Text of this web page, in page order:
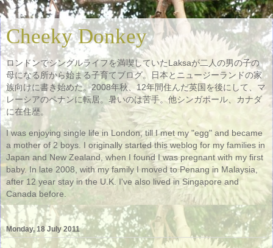
Cheeky Donkey
ロンドンでシングルライフを満喫していたLaksaが二人の男の子の
母になる所から始まる子育てブログ。日本とニュージーランドの家
族向けに書き始めた。2008年秋、12年間住んだ英国を後にして、マ
レーシアのペナンに転居。暑いのは苦手。他シンガポール、カナダ
に在住歴。
I was enjoying single life in London, till I met my "egg" and became
a mother of 2 boys. I originally started this weblog for my families in
Japan and New Zealand, when I found I was pregnant with my first
baby. In late 2008, with my family I moved to Penang in Malaysia,
after 12 year stay in the U.K. I've also lived in Singapore and
Canada before.
Monday, 18 July 2011